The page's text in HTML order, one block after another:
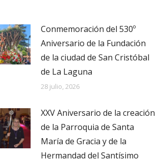
Conmemoración del 530º
Aniversario de la Fundación
de la ciudad de San Cristóbal
de La Laguna
28 julio, 2026
XXV Aniversario de la creación
de la Parroquia de Santa
María de Gracia y de la
Hermandad del Santísimo